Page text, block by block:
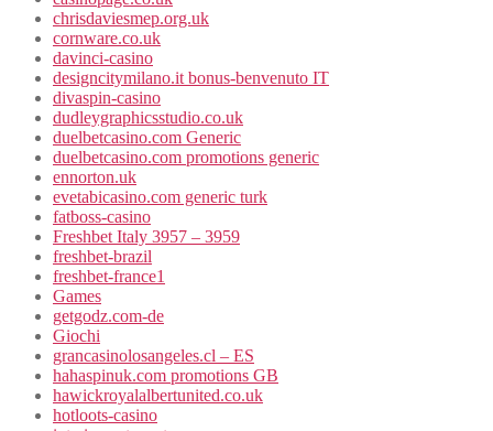
chrisdaviesmep.org.uk
cornware.co.uk
davinci-casino
designcitymilano.it bonus-benvenuto IT
divaspin-casino
dudleygraphicsstudio.co.uk
duelbetcasino.com Generic
duelbetcasino.com promotions generic
ennorton.uk
evetabicasino.com generic turk
fatboss-casino
Freshbet Italy 3957 – 3959
freshbet-brazil
freshbet-france1
Games
getgodz.com-de
Giochi
grancasinolosangeles.cl – ES
hahaspinuk.com promotions GB
hawickroyalalbertunited.co.uk
hotloots-casino